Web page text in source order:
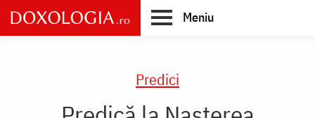
Skip
to
main
Meniu
Predici